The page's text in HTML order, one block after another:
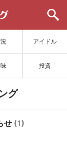
アイドル
投資
グ
せ (1)